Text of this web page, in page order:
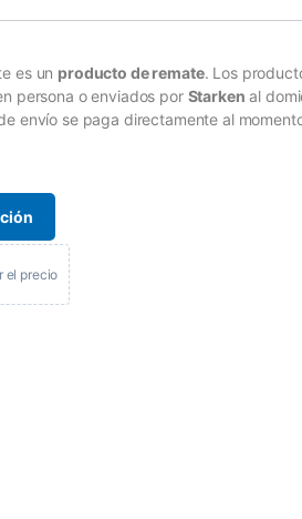
es un producto de remate. Los
persona o enviados por Starken al
envío se paga directamente al
el precio